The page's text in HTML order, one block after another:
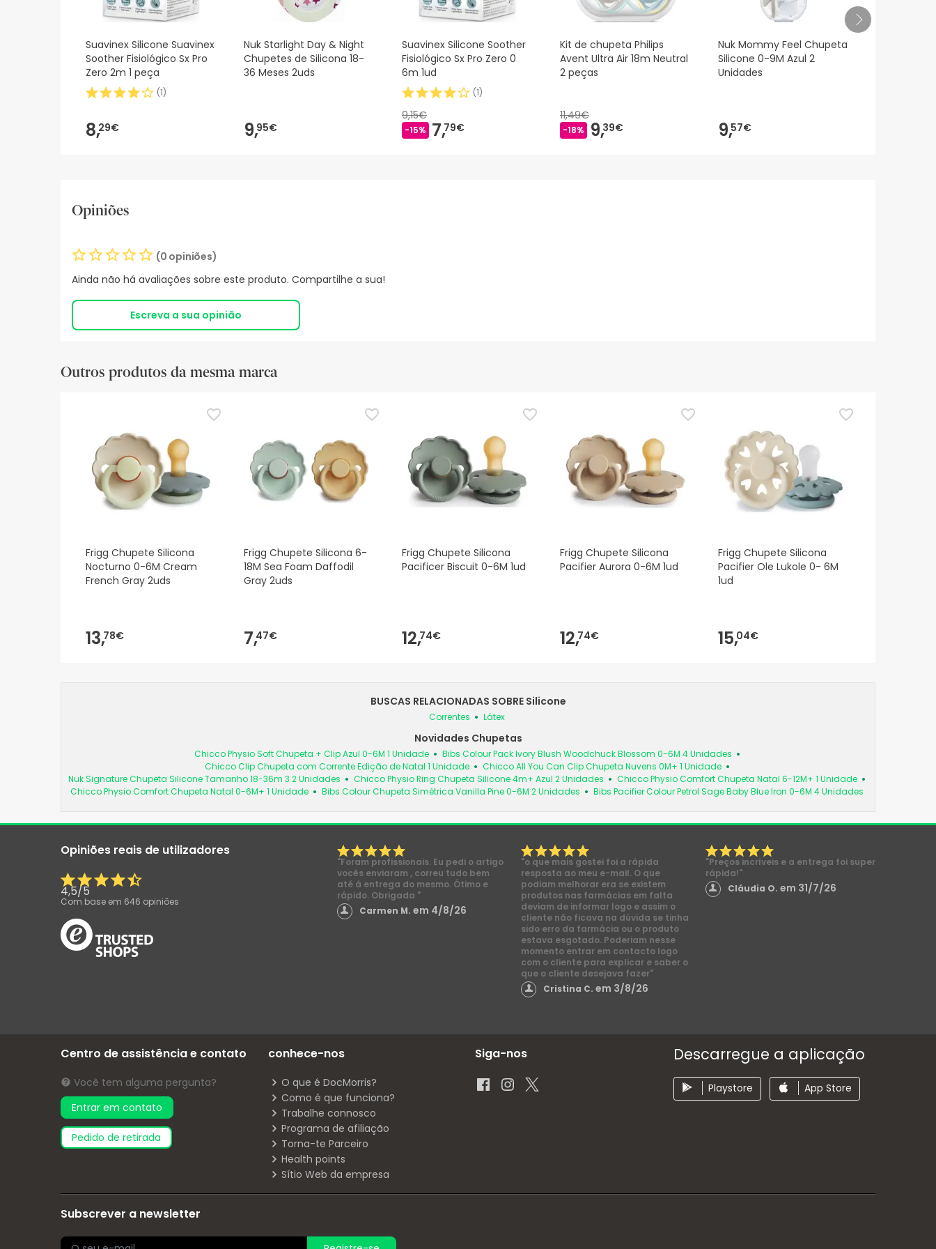
Suavinex Silicone Suavinex
Soother Fisiológico Sx Pro
Zero 2m 1 peça
(1)
8,29€
Nuk Starlight Day & Night
Chupetes de Silicona 18-
36 Meses 2uds
9,95€
Suavinex Silicone Soother
Fisiológico Sx Pro Zero 0
6m 1ud
(1)
9,15€
-15% 7,79€
Kit de chupeta Philips
Avent Ultra Air 18m Neutral
2 peças
11,49€
-18% 9,39€
Nuk Mommy Feel Chupeta
Silicone 0-9M Azul 2
Unidades
9,57€
Opiniões
(0 opiniões)
Ainda não há avaliações sobre este produto. Compartilhe a sua!
Escreva a sua opinião
Outros produtos da mesma marca
Frigg Chupete Silicona
Nocturno 0-6M Cream
French Gray 2uds
13,78€
Frigg Chupete Silicona 6-
18M Sea Foam Daffodil
Gray 2uds
7,47€
Frigg Chupete Silicona
Pacificer Biscuit 0-6M 1ud
12,74€
Frigg Chupete Silicona
Pacifier Aurora 0-6M 1ud
12,74€
Frigg Chupete Silicona
Pacifier Ole Lukole 0- 6M
1ud
15,04€
BUSCAS RELACIONADAS SOBRE Silicone
Correntes Látex
Novidades Chupetas
Chicco Physio Soft Chupeta + Clip Azul 0-6M 1 Unidade
Bibs Colour Pack Ivory Blush Woodchuck Blossom 0-6M 4 Unidades
Chicco Clip Chupeta com Corrente Edição de Natal 1 Unidade
Chicco All You Can Clip Chupeta Nuvens 0M+ 1 Unidade
Nuk Signature Chupeta Silicone Tamanho 18-36m 3 2 Unidades
Chicco Physio Ring Chupeta Silicone 4m+ Azul 2 Unidades
Chicco Physio Comfort Chupeta Natal 6-12M+ 1 Unidade
Chicco Physio Comfort Chupeta Natal 0-6M+ 1 Unidade
Bibs Colour Chupeta Simétrica Vanilla Pine 0-6M 2 Unidades Bibs Pacifier Colour Petrol Sage Baby Blue Iron 0-6M 4 Unidades
Opiniões reais de utilizadores
4,5/5
Com base em 646 opiniões
"Foram profissionais. Eu pedi o artigo
vocês enviaram , correu tudo bem
até á entrega do mesmo. Ótimo e
rápido. Obrigada "
Carmen M. em 4/8/26
"o que mais gostei foi a rápida
resposta ao meu e-mail. O que
podiam melhorar era se existem
produtos nas farmácias em falta
deviam de informar logo e assim o
cliente não ficava na dúvida se tinha
sido erro da farmácia ou o produto
estava esgotado. Poderiam nesse
momento entrar em contacto logo
com o cliente para explicar e saber o
que o cliente desejava fazer"
Cristina C.em 3/8/26
"Preços incríveis e a entrega foi super
rápida!"
Cláudia O. em 31/7/26
Centro de assistência e contato
Você tem alguma pergunta?
Entrar em contato
pedido de retirada
conhece-nos
O que é DocMorris?
Como é que funciona?
Trabalhe connosco
Programa de afiliação
Torna-te Parceiro
Health points
Sítio Web da empresa
Siga-nos Descarregue a aplicação
Playstore App Store
Subscrever a newsletter